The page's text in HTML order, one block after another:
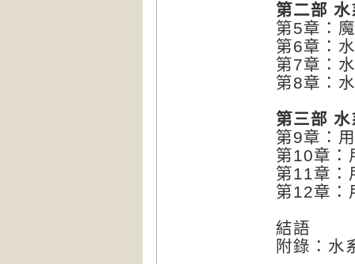
第二部
第5章：
第6章：
第7章：
第8章：
第三部
第9章：
第10章：
第11章：
第12章：
結語
附錄：水